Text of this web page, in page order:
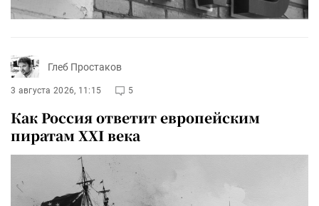
Глеб Простаков
3 августа 2026, 11:15 5
Как Россия ответит европейским
пиратам XXI века